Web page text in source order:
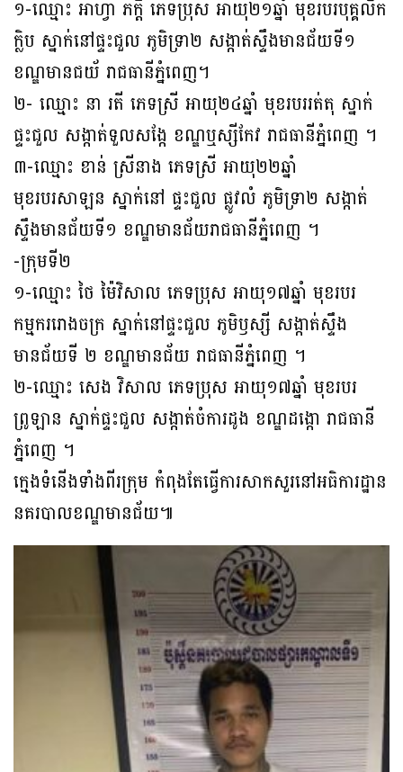
១-ឈ្មោះ អាហ្វា ភក្ដី ភេទប្រុស អាយុ២១ឆ្នាំ មុខរបរបុគ្គលិក
ក្លិប ស្នាក់នៅផ្ទះជួល ភូមិទ្រា២ សង្កាត់ស្ទឹងមានជ័យទី១
ខណ្ឌមានជយ័ រាជធានីភ្នំពេញ។
២- ឈ្មោះ នា រតី ភេទស្រី អាយុ២៤ឆ្នាំ មុខរបររត់តុ ស្នាក់
ផ្ទះជួល សង្កាត់ទួលសង្កែ ខណ្ឌឬស្សីកែវ រាជធានីភ្នំពេញ ។
៣-ឈ្មោះ ខាន់ ស្រីនាង ភេទស្រី អាយុ២២ឆ្នាំ
មុខរបរសាឡន ស្នាក់នៅ ផ្ទះជួល ផ្លូវលំ ភូមិទ្រា២ សង្កាត់
ស្ទឹងមានជ័យទី១ ខណ្ឌមានជ័យរាជធានីភ្នំពេញ ។
-ក្រុមទី២
១-ឈ្មោះ ថៃ ម៉ៃវិសាល ភេទប្រុស អាយុ១៧ឆ្នាំ មុខរបរ
កម្មកររោងចក្រ ស្នាក់នៅផ្ទះជួល ភូមិឫស្សី សង្កាត់ស្ទឹង
មានជ័យទី ២ ខណ្ឌមានជ័យ រាជធានីភ្នំពេញ ។
២-ឈ្មោះ សេង វិសាល ភេទប្រុស អាយុ១៧ឆ្នាំ មុខរបរ
ព្រូឡាន ស្នាក់ផ្ទះជួល សង្កាត់ចំការដូង ខណ្ឌដង្កោ រាជធានី
ភ្នំពេញ ។
ក្មេងទំនើងទាំងពីរក្រុម កំពុងតែធ្វើការសាកសួរនៅអធិការដ្ឋាន
នគរបាលខណ្ឌមានជ័យ៕